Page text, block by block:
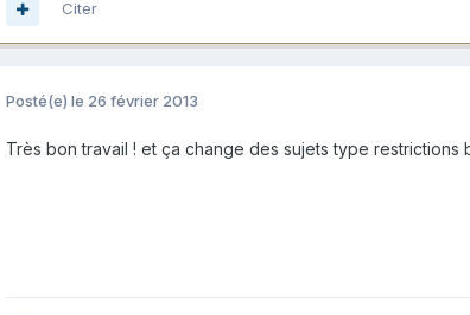
Citer
Posté(e) le 26 février 2013
Très bon travail ! et ça change des sujets type restrictions